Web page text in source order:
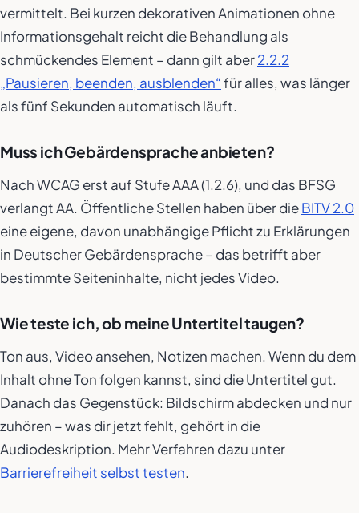
vermittelt. Bei kurzen dekorativen Animationen ohne
Informationsgehalt reicht die Behandlung als
schmückendes Element – dann gilt aber2.2.2
„Pausieren, beenden, ausblenden“für alles, was länger
als fünf Sekunden automatisch läuft.
Muss ich Gebärdensprache anbieten?
Nach WCAG erst auf Stufe AAA (1.2.6), und das BFSG
verlangt AA. Öffentliche Stellen haben über dieBITV 2.0
eine eigene, davon unabhängige Pflicht zu Erklärungen
in Deutscher Gebärdensprache – das betrifft aber
bestimmte Seiteninhalte, nicht jedes Video.
Wie teste ich, ob meine Untertitel taugen?
Ton aus, Video ansehen, Notizen machen. Wenn du dem
Inhalt ohne Ton folgen kannst, sind die Untertitel gut.
Danach das Gegenstück: Bildschirm abdecken und nur
zuhören – was dir jetzt fehlt, gehört in die
Audiodeskription. Mehr Verfahren dazu unter
Barrierefreiheit selbst testen.